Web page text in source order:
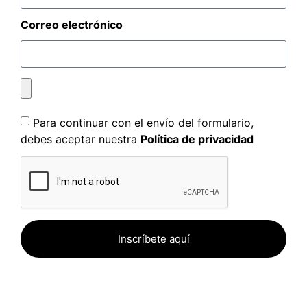
Correo electrónico
Para continuar con el envío del formulario,
debes aceptar nuestra Política de privacidad
Inscríbete aquí